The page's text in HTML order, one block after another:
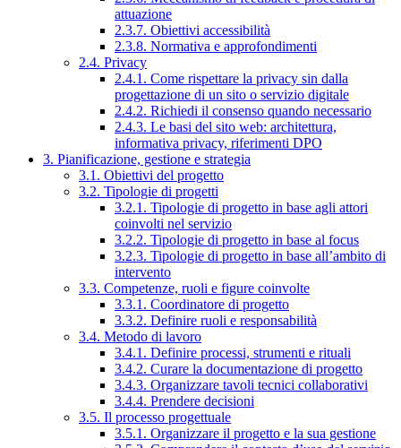
attuazione
2.3.7. Obiettivi accessibilità
2.3.8. Normativa e approfondimenti
2.4. Privacy
2.4.1. Come rispettare la privacy sin dalla
progettazione di un sito o servizio digitale
2.4.2. Richiedi il consenso quando necessario
2.4.3. Le basi del sito web: architettura,
informativa privacy, riferimenti DPO
3. Pianificazione, gestione e strategia
3.1. Obiettivi del progetto
3.2. Tipologie di progetti
3.2.1. Tipologie di progetto in base agli attori
coinvolti nel servizio
3.2.2. Tipologie di progetto in base al focus
3.2.3. Tipologie di progetto in base all’ambito di
intervento
3.3. Competenze, ruoli e figure coinvolte
3.3.1. Coordinatore di progetto
3.3.2. Definire ruoli e responsabilità
3.4. Metodo di lavoro
3.4.1. Definire processi, strumenti e rituali
3.4.2. Curare la documentazione di progetto
3.4.3. Organizzare tavoli tecnici collaborativi
3.4.4. Prendere decisioni
3.5. Il processo progettuale
3.5.1. Organizzare il progetto e la sua gestione